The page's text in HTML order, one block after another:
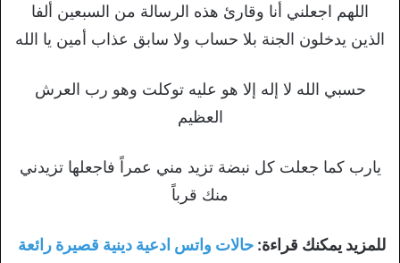
اللهم اجعلني أنا وقارئ هذه الرسالة من السبعين ألفا
الذين يدخلون الجنة بلا حساب ولا سابق عذاب أمين يا الله
حسبي الله لا إله إلا هو عليه توكلت وهو رب العرش
العظيم
يارب كما جعلت كل نبضة تزيد مني عمراً فاجعلها تزيدني
منك قرباً
للمزيد يمكنك قراءة: حالات واتس ادعية دينية قصيرة رائعة